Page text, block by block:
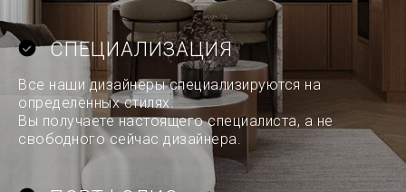
СПЕЦИАЛИЗАЦИЯ
Все наши дизайнеры специализируются на
определенных стилях.
Вы получаете настоящего специалиста, а не
свободного сейчас дизайнера.